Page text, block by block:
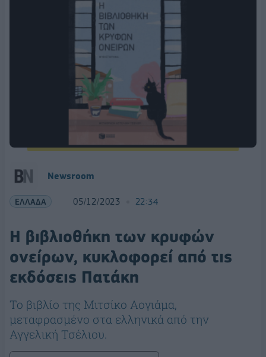
Newsroom
ΕΛΛΑΔΑ 05/12/2023 22:34
Η βιβλιοθήκη των κρυφών
ονείρων, κυκλοφορεί από τις
εκδόσεις Πατάκη
Το βιβλίο της Μιτσίκο Αογιάμα,
μεταφρασμένο στα ελληνικά από την
Αγγελική Τσέλιου.